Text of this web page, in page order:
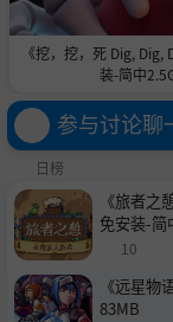
我期待你的第一
疏忽！
君特·格温
-管理层
《挖，挖，死 Dig, Dig,
装-简中
参与讨论聊
日榜
《旅者
免安装-简
10
《远星
83MB